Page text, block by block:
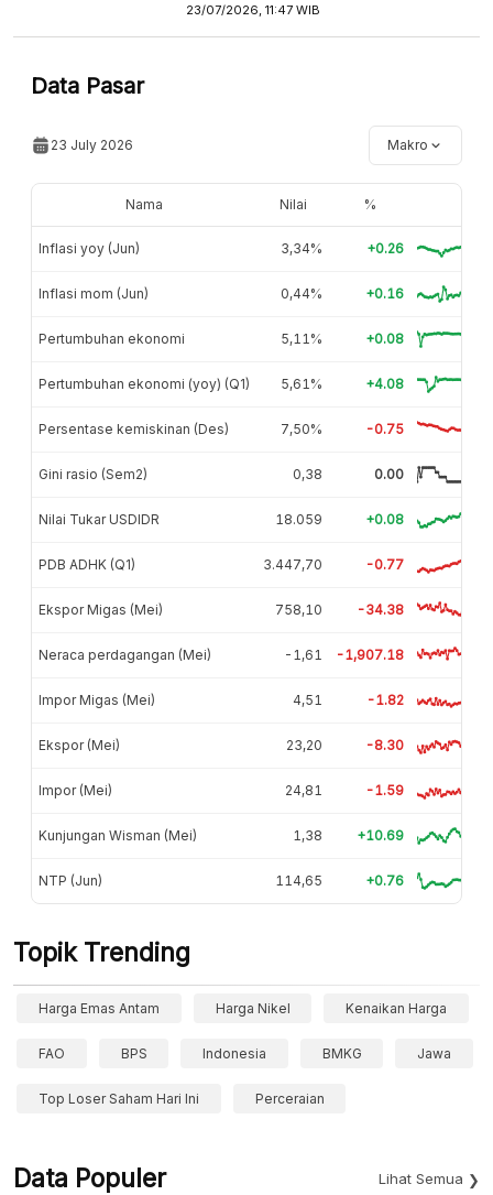
23/07/2026, 11:47 WIB
Data Pasar
23 July 2026 Makro
Nama Nilai %
Inflasi yoy (Jun) 3,34% +0.26
Inflasi mom (Jun) 0,44% +0.16
Pertumbuhan ekonomi 5,11% +0.08
Pertumbuhan ekonomi (yoy) (Q1) 5,61% +4.08
Persentase kemiskinan (Des) 7,50% -0.75
Gini rasio (Sem2) 0,38 0.00
Nilai Tukar USDIDR 18.059 +0.08
PDB ADHK (Q1) 3.447,70 -0.77
Ekspor Migas (Mei) 758,10 -34.38
Neraca perdagangan (Mei) -1,61 -1,907.18
Impor Migas (Mei) 4,51 -1.82
Ekspor (Mei) 23,20 -8.30
Impor (Mei) 24,81 -1.59
Kunjungan Wisman (Mei) 1,38 +10.69
NTP (Jun) 114,65 +0.76
Topik Trending
Harga Emas Antam Harga Nikel Kenaikan Harga
FAO BPS Indonesia BMKG Jawa
Top Loser Saham Hari Ini Perceraian
Data Populer Lihat Semua